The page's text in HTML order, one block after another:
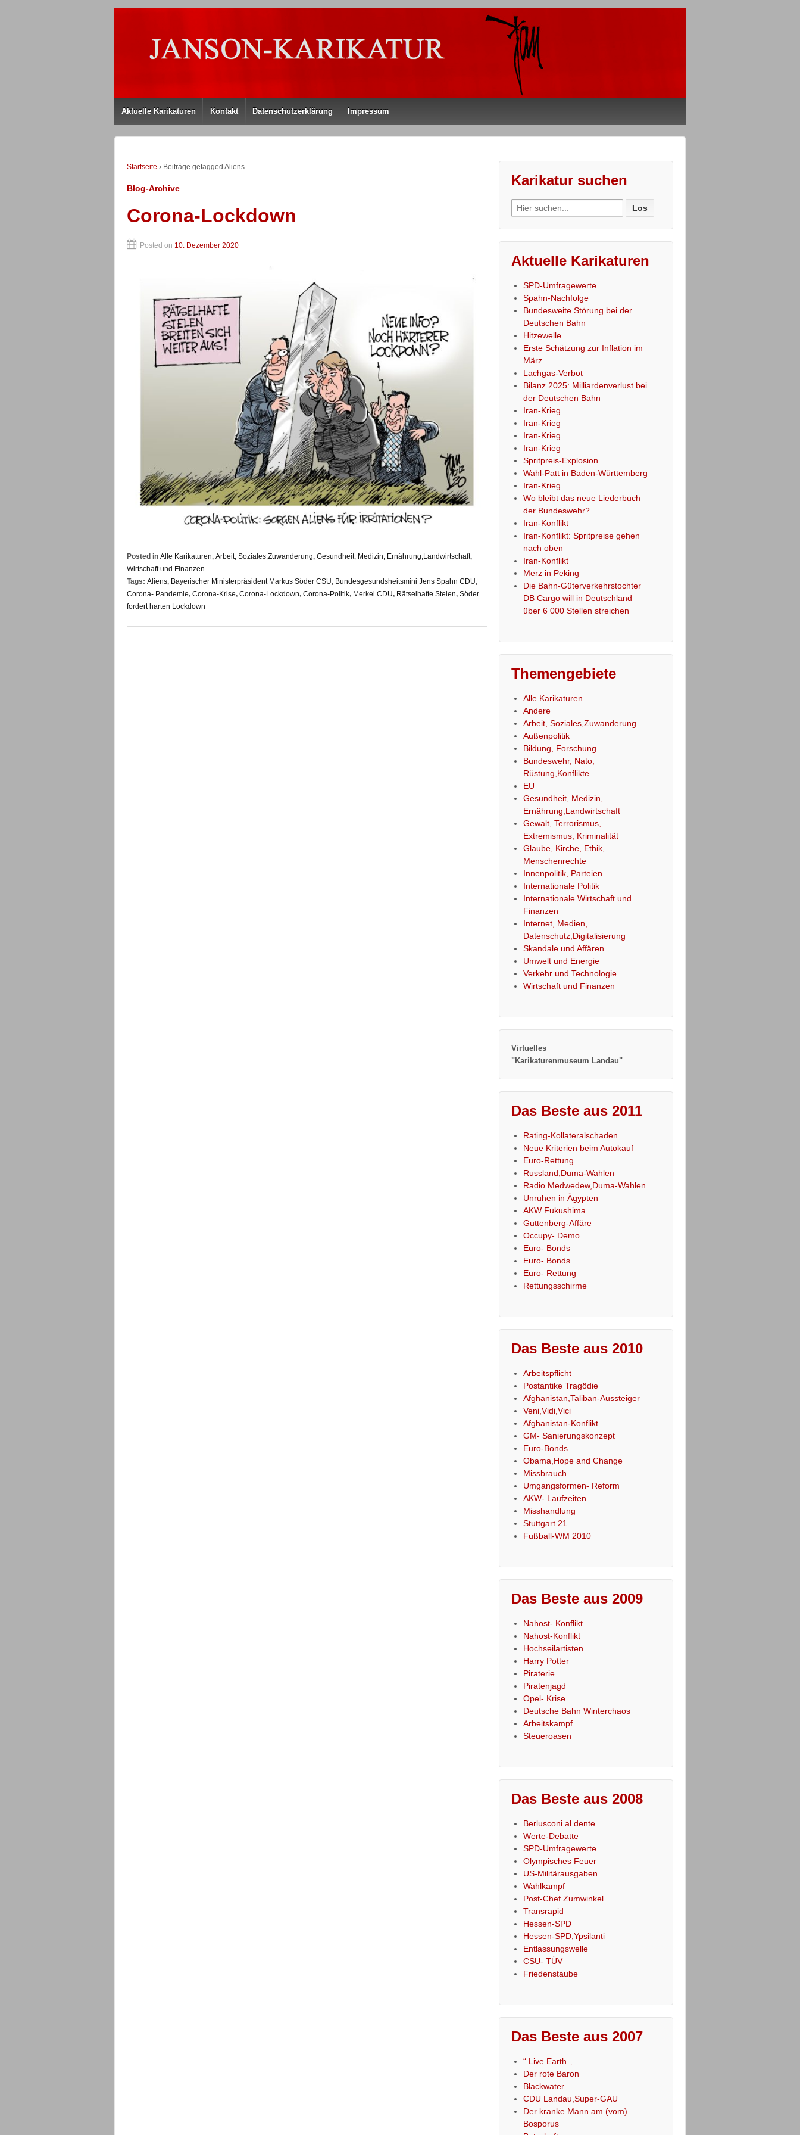
Aktuelle Karikaturen Kontakt Datenschutzerklärung Impressum
Startseite › Beiträge getagged Aliens
Blog-Archive
Corona-Lockdown
Posted on 10. Dezember 2020
Posted in Alle Karikaturen, Arbeit, Soziales,Zuwanderung, Gesundheit, Medizin, Ernährung,Landwirtschaft,
Wirtschaft und Finanzen
Tags: Aliens, Bayerischer Ministerpräsident Markus Söder CSU, Bundesgesundsheitsmini Jens Spahn CDU,
Corona- Pandemie, Corona-Krise, Corona-Lockdown, Corona-Politik, Merkel CDU, Rätselhafte Stelen, Söder
fordert harten Lockdown
Karikatur suchen
Search
for:
Aktuelle Karikaturen
SPD-Umfragewerte
Spahn-Nachfolge
Bundesweite Störung bei der
Deutschen Bahn
Hitzewelle
Erste Schätzung zur Inflation im
März …
Lachgas-Verbot
Bilanz 2025: Milliardenverlust bei
der Deutschen Bahn
Iran-Krieg
Iran-Krieg
Iran-Krieg
Iran-Krieg
Spritpreis-Explosion
Wahl-Patt in Baden-Württemberg
Iran-Krieg
Wo bleibt das neue Liederbuch
der Bundeswehr?
Iran-Konflikt
Iran-Konflikt: Spritpreise gehen
nach oben
Iran-Konflikt
Merz in Peking
Die Bahn-Güterverkehrstochter
DB Cargo will in Deutschland
über 6 000 Stellen streichen
Themengebiete
Alle Karikaturen
Andere
Arbeit, Soziales,Zuwanderung
Außenpolitik
Bildung, Forschung
Bundeswehr, Nato,
Rüstung,Konflikte
EU
Gesundheit, Medizin,
Ernährung,Landwirtschaft
Gewalt, Terrorismus,
Extremismus, Kriminalität
Glaube, Kirche, Ethik,
Menschenrechte
Innenpolitik, Parteien
Internationale Politik
Internationale Wirtschaft und
Finanzen
Internet, Medien,
Datenschutz,Digitalisierung
Skandale und Affären
Umwelt und Energie
Verkehr und Technologie
Wirtschaft und Finanzen
Virtuelles
"Karikaturenmuseum Landau"
Das Beste aus 2011
Rating-Kollateralschaden
Neue Kriterien beim Autokauf
Euro-Rettung
Russland,Duma-Wahlen
Radio Medwedew,Duma-Wahlen
Unruhen in Ägypten
AKW Fukushima
Guttenberg-Affäre
Occupy- Demo
Euro- Bonds
Euro- Bonds
Euro- Rettung
Rettungsschirme
Das Beste aus 2010
Arbeitspflicht
Postantike Tragödie
Afghanistan,Taliban-Aussteiger
Veni,Vidi,Vici
Afghanistan-Konflikt
GM- Sanierungskonzept
Euro-Bonds
Obama,Hope and Change
Missbrauch
Umgangsformen- Reform
AKW- Laufzeiten
Misshandlung
Stuttgart 21
Fußball-WM 2010
Das Beste aus 2009
Nahost- Konflikt
Nahost-Konflikt
Hochseilartisten
Harry Potter
Piraterie
Piratenjagd
Opel- Krise
Deutsche Bahn Winterchaos
Arbeitskampf
Steueroasen
Das Beste aus 2008
Berlusconi al dente
Werte-Debatte
SPD-Umfragewerte
Olympisches Feuer
US-Militärausgaben
Wahlkampf
Post-Chef Zumwinkel
Transrapid
Hessen-SPD
Hessen-SPD,Ypsilanti
Entlassungswelle
CSU- TÜV
Friedenstaube
Das Beste aus 2007
“ Live Earth „
Der rote Baron
Blackwater
CDU Landau,Super-GAU
Der kranke Mann am (vom)
Bosporus